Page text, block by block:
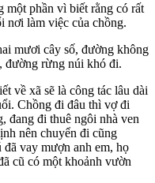
một phần vì biết rằng có rất
nơi làm việc của chồng.
mươi cây số, đường không
đường rừng núi khó đi.
về xã sẽ là công tác lâu dài
Chồng đi đâu thì vợ đi
đang đi thuê ngôi nhà ven
nên chuyển đi cũng
vay mượn anh em, họ
cũ có một khoảnh vườn